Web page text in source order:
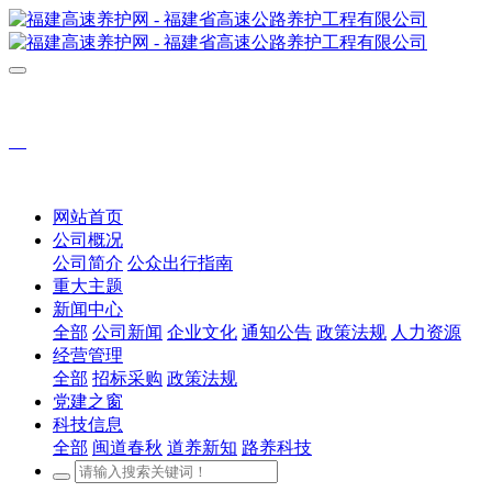
网站首页
公司概况
公司简介 公众出行指南
重大主题
新闻中心
全部 公司新闻 企业文化 通知公告 政策法规 人力资源
经营管理
全部 招标采购 政策法规
党建之窗
科技信息
全部 闽道春秋 道养新知 路养科技